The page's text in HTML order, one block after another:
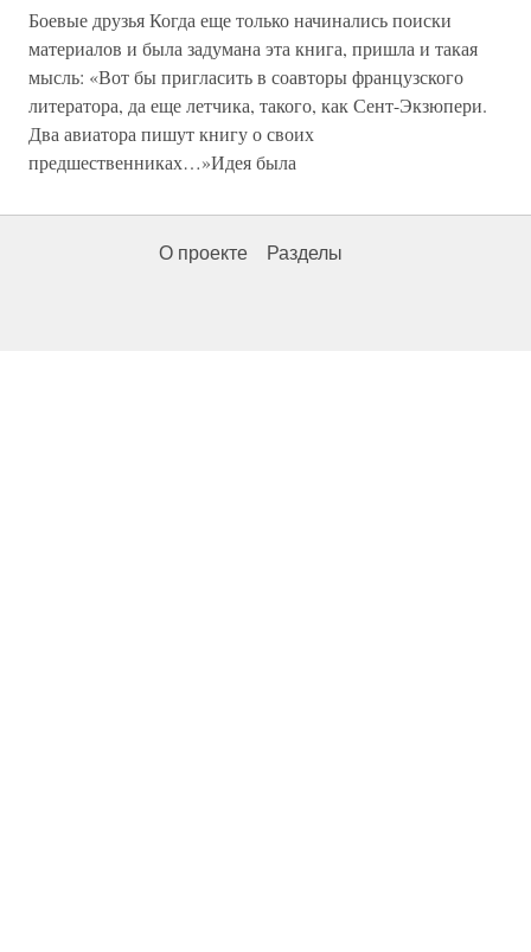
Боевые друзья Когда еще только начинались поиски
материалов и была задумана эта книга, пришла и такая
мысль: «Вот бы пригласить в соавторы французского
литератора, да еще летчика, такого, как Сент-Экзюпери.
Два авиатора пишут книгу о своих
предшественниках…»Идея была
О проекте Разделы